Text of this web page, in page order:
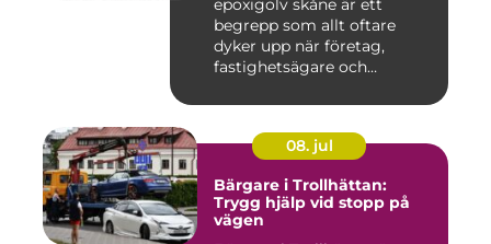
epoxigolv skåne är ett
begrepp som allt oftare
dyker upp när företag,
fastighetsägare och
08. jul
Bärgare i Trollhättan:
Trygg hjälp vid stopp på
vägen